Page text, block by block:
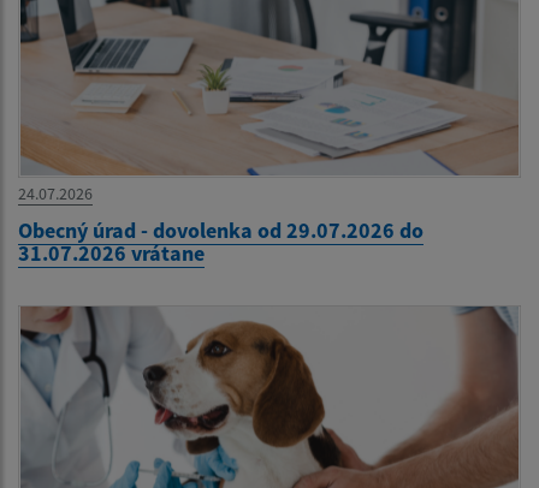
24.07.2026
Obecný úrad - dovolenka od 29.07.2026 do
31.07.2026 vrátane